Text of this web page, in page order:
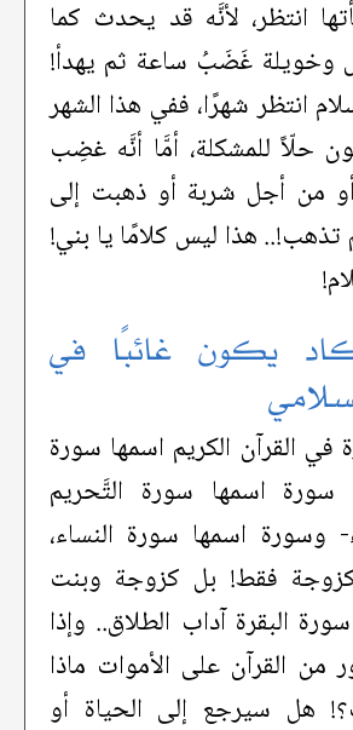
انتظر، لأنَّه قد يحدث كما
غَضَبُ ساعة ثم يهدأ!
انتظر شهرًا، ففي هذا الشهر
حلّاً للمشكلة، أمَّا أنَّه غضِب
من أجل شربة أو ذهبت إلى
تذهب!.. هذا ليس كلامًا يا بني!
يكون غائبًا في
القرآن الكريم اسمها سورة
سورة اسمها سورة التَّحريم
وسورة اسمها سورة النساء،
فقط! بل كزوجة وبنت
البقرة آداب الطلاق.. وإذا
من القرآن على الأموات ماذا
هل سيرجع إلى الحياة أو